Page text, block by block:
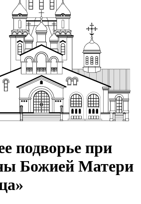
подворье при
Божией Матери